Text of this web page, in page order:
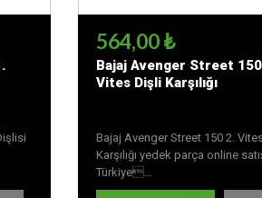
564,00 ₺
Bajaj Avenger Street
Vites Dişli Karşılığı
Bajaj Avenger Street 150 2.
Karşılığı yedek parça online
Türkiye...